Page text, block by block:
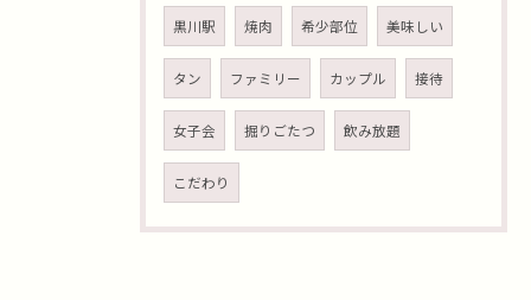
黒川駅 焼肉 希少部位 美味しい
タン ファミリー カップル 接待
女子会 掘りごたつ 飲み放題
こだわり